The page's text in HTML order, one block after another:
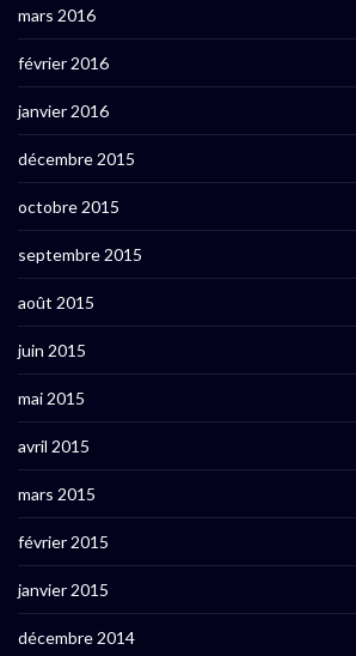
mars 2016
février 2016
janvier 2016
décembre 2015
octobre 2015
septembre 2015
août 2015
juin 2015
mai 2015
avril 2015
mars 2015
février 2015
janvier 2015
décembre 2014